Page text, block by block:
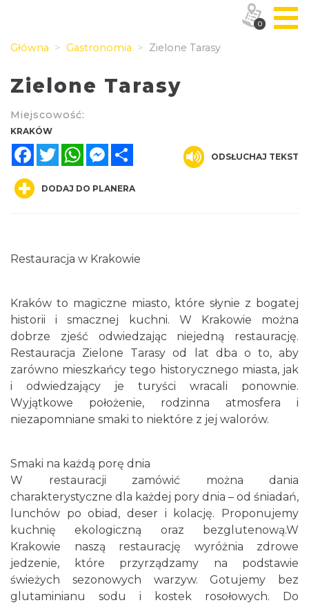
Główna Gastronomia Zielone Tarasy
Zielone Tarasy
Miejscowość:
KRAKÓW
FacebookTwitterWhatsAppMessenger
ODSŁUCHAJ TEKST
DODAJ DO PLANERA
Restauracja w Krakowie
Kraków to magiczne miasto, które słynie z bogatej
historii i smacznej kuchni. W Krakowie można
dobrze zjeść odwiedzając niejedną restaurację.
Restauracja Zielone Tarasy od lat dba o to, aby
zarówno mieszkańcy tego historycznego miasta, jak
i odwiedzający je turyści wracali ponownie.
Wyjątkowe położenie, rodzinna atmosfera i
niezapomniane smaki to niektóre z jej walorów.
Smaki na każdą porę dnia
W restauracji zamówić można dania
charakterystyczne dla każdej pory dnia – od śniadań,
lunchów po obiad, deser i kolację. Proponujemy
kuchnię ekologiczną oraz bezglutenową.W
Krakowie naszą restaurację wyróżnia zdrowe
jedzenie, które przyrządzamy na podstawie
świeżych sezonowych warzyw. Gotujemy bez
glutaminianu sodu i kostek rosołowych. Do
0